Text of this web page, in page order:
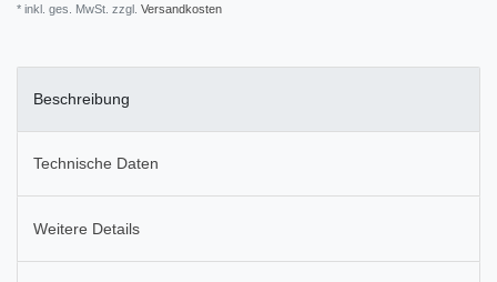
* inkl. ges. MwSt. zzgl. Versandkosten
Beschreibung
Technische Daten
Weitere Details